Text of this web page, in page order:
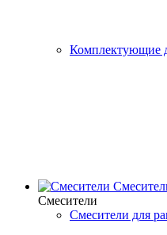
Комплектующие
Смесители
Смесители для